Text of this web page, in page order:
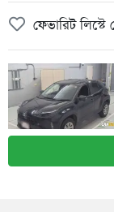
ফেভারিট